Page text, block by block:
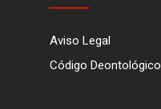
Aviso Legal
Código Deontológico